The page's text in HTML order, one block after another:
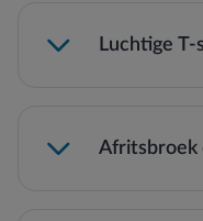
Luchtige T-
Afritsbroek